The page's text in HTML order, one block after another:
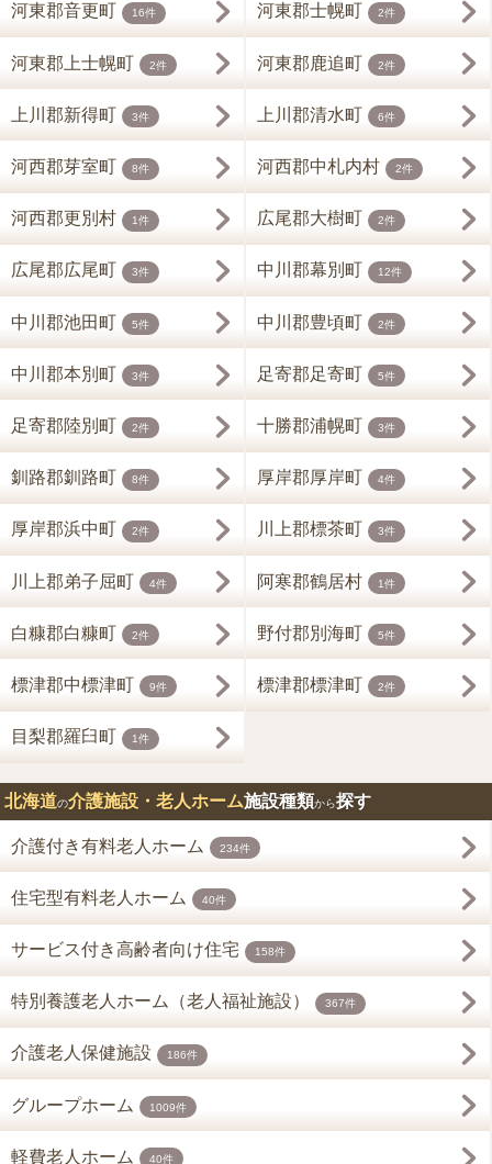
河東郡音更町 16件 河東郡士幌町 2件
河東郡上士幌町 2件 河東郡鹿追町 2件
上川郡新得町 3件 上川郡清水町 6件
河西郡芽室町 8件 河西郡中札内村 2件
河西郡更別村 1件 広尾郡大樹町 2件
広尾郡広尾町 3件 中川郡幕別町 12件
中川郡池田町 5件 中川郡豊頃町 2件
中川郡本別町 3件 足寄郡足寄町 5件
足寄郡陸別町 2件 十勝郡浦幌町 3件
釧路郡釧路町 8件 厚岸郡厚岸町 4件
厚岸郡浜中町 2件 川上郡標茶町 3件
川上郡弟子屈町 4件 阿寒郡鶴居村 1件
白糠郡白糠町 2件 野付郡別海町 5件
標津郡中標津町 9件 標津郡標津町 2件
目梨郡羅臼町 1件
北海道の介護施設・老人ホーム施設種類から探す
介護付き有料老人ホーム 234件
住宅型有料老人ホーム 40件
サービス付き高齢者向け住宅 158件
特別養護老人ホーム（老人福祉施設） 367件
介護老人保健施設 186件
グループホーム 1009件
軽費老人ホーム 40件